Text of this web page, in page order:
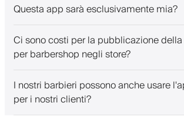
Questa app sarà esclusivamente mia?
Ci sono costi per la pubblicazione
per barbershop negli store?
I nostri barbieri possono anche usare
per i nostri clienti?